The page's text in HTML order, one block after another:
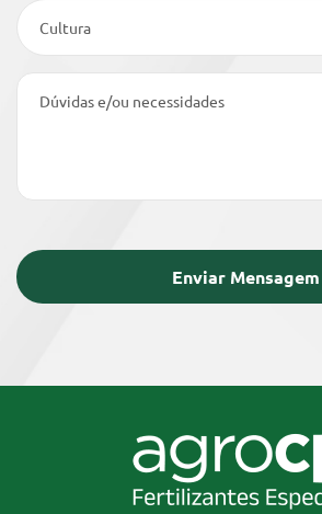
Cultura
Dúvidas e/ou necessidades